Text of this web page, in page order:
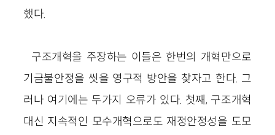
했다.
구조개혁을 주장하는 이들은 한번의 개혁만으로
기금불안정을 씻을 영구적 방안을 찾자고 한다. 그
러나 여기에는 두가지 오류가 있다. 첫째, 구조개혁
대신 지속적인 모수개혁으로도 재정안정성을 도모